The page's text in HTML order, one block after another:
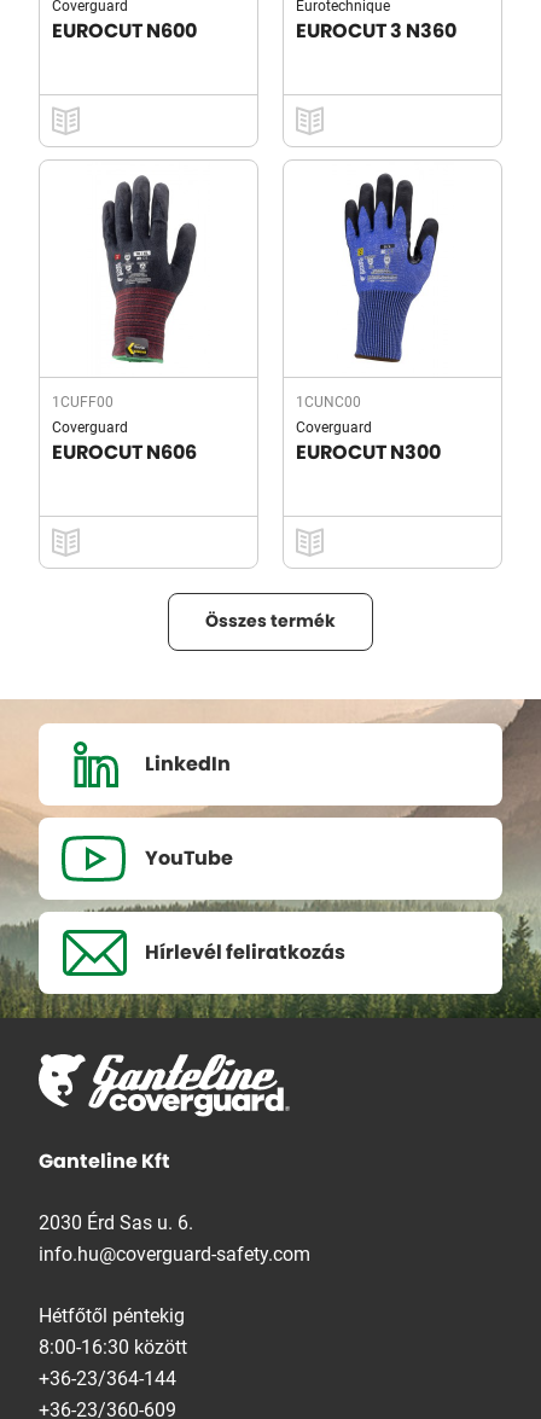
Coverguard
EUROCUT N600
Eurotechnique
EUROCUT 3 N360
1CUFF00
Coverguard
EUROCUT N606
1CUNC00
Coverguard
EUROCUT N300
Összes termék
LinkedIn
YouTube
Hírlevél feliratkozás
Ganteline Kft
2030 Érd Sas u. 6.
info.hu@coverguard-safety.com
Hétfőtől péntekig
8:00-16:30 között
+36-23/364-144
+36-23/360-609